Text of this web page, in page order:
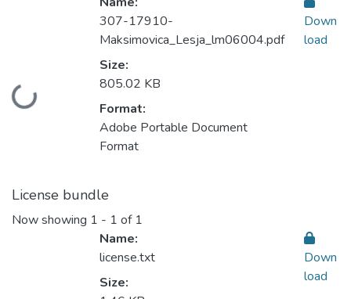
Loading...
307-17910-
Maksimovica_Lesja_lm06004.pdf
Size:
805.02 KB
Format:
Adobe Portable Document
Format
Down
load
License bundle
Now showing 1 - 1 of 1
Name:
license.txt
Size:
Down
load